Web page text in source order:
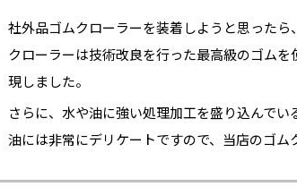
社外品ゴムクローラーを装着しようと思った
クローラーは技術改良を行った最高級のゴム
現しました。
さらに、水や油に強い処理加工を盛り込んで
油には非常にデリケートですので、当店のゴム